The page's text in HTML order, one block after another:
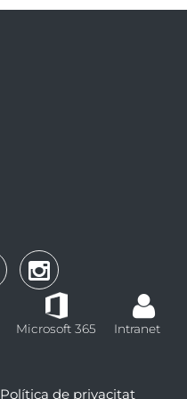
Microsoft 365 Intranet
Política de privacitat